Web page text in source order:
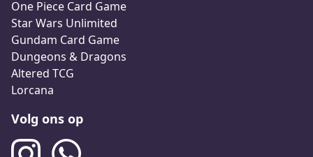
One Piece Card Game
Star Wars Unlimited
Gundam Card Game
Dungeons & Dragons
Altered TCG
Lorcana
Volg ons op